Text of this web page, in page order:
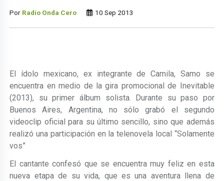
Por Radio Onda Cero 10 Sep 2013
El ídolo mexicano, ex integrante de Camila, Samo se
encuentra en medio de la gira promocional de Inevitable
(2013), su primer álbum solista. Durante su paso por
Buenos Aires, Argentina, no sólo grabó el segundo
videoclip oficial para su último sencillo, sino que además
realizó una participación en la telenovela local “Solamente
vos”
El cantante confesó que se encuentra muy feliz en esta
nueva etapa de su vida, que es una aventura llena de